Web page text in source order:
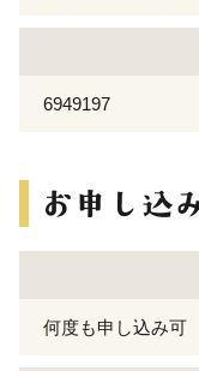
6949197
何度も申し込み可